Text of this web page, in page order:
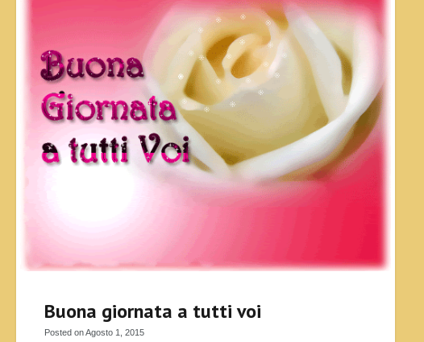
Buona giornata a tutti voi
Posted on Agosto 1, 2015